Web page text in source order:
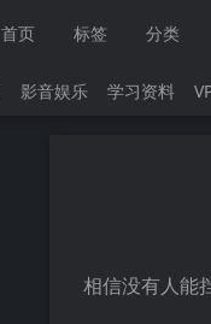
首页 标签 分类
影音娱乐 学习资料
相信没有人能